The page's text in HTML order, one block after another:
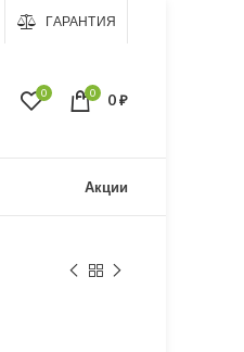
ГАРАНТИЯ
0 0 0₽
Акции